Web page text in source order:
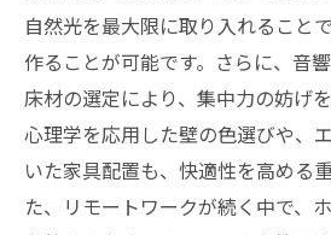
自然光を最大限に取り入れること
作ることが可能です。さらに、音
床材の選定により、集中力の妨げ
心理学を応用した壁の色選びや、
いた家具配置も、快適性を高める
た、リモートワークが続く中で、